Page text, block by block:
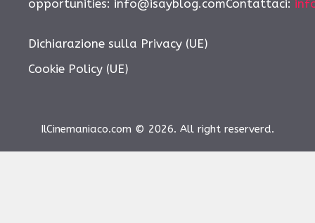
opportunities: info@isayblog.comContattaci:
Dichiarazione sulla Privacy (UE)
Cookie Policy (UE)
IlCinemaniaco.com © 2026. All right reserverd.